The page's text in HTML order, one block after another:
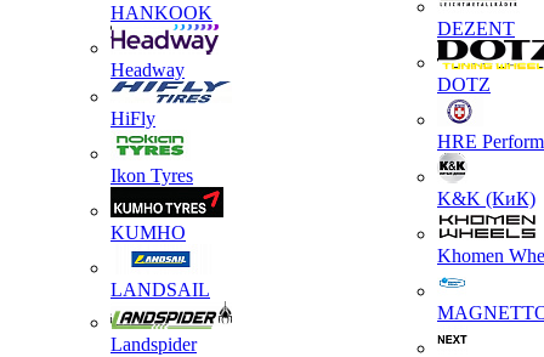
HANKOOK
Headway
HiFly
Ikon Tyres
KUMHO
LANDSAIL
Landspider
DEZENT
DOTZ
HRE
K&K (КиК)
Khomen